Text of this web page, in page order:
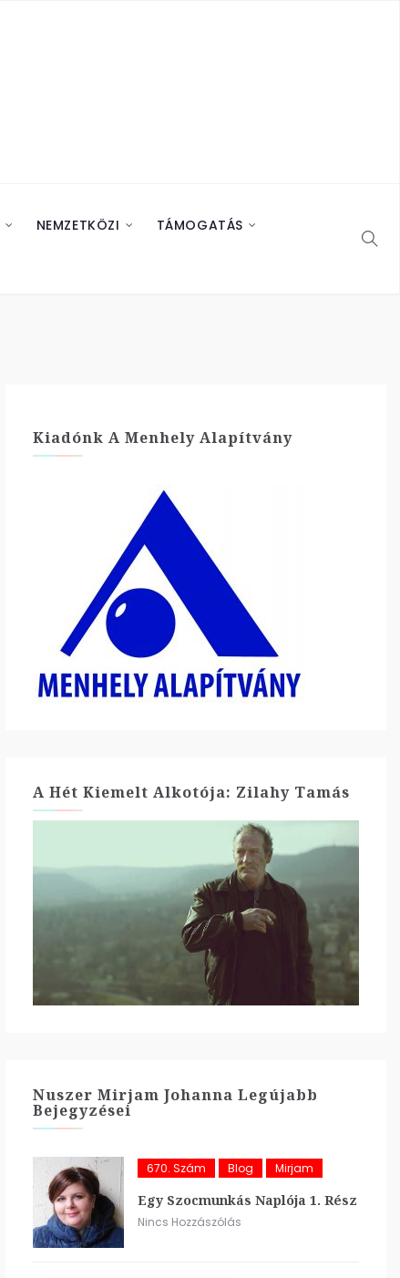
NEMZETKÖZI TÁMOGATÁS
Kiadónk A Menhely Alapítvány
A Hét Kiemelt Alkotója: Zilahy Tamás
Nuszer Mirjam Johanna Legújabb
Bejegyzései
670. Szám Blog Mirjam
Egy Szocmunkás Naplója 1. Rész
Nincs Hozzászólás